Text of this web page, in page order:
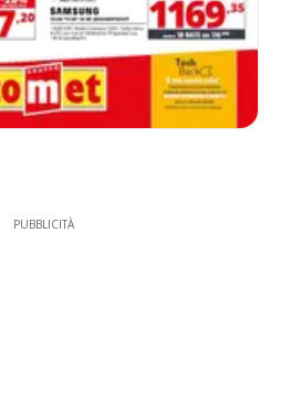
PUBBLICITÀ